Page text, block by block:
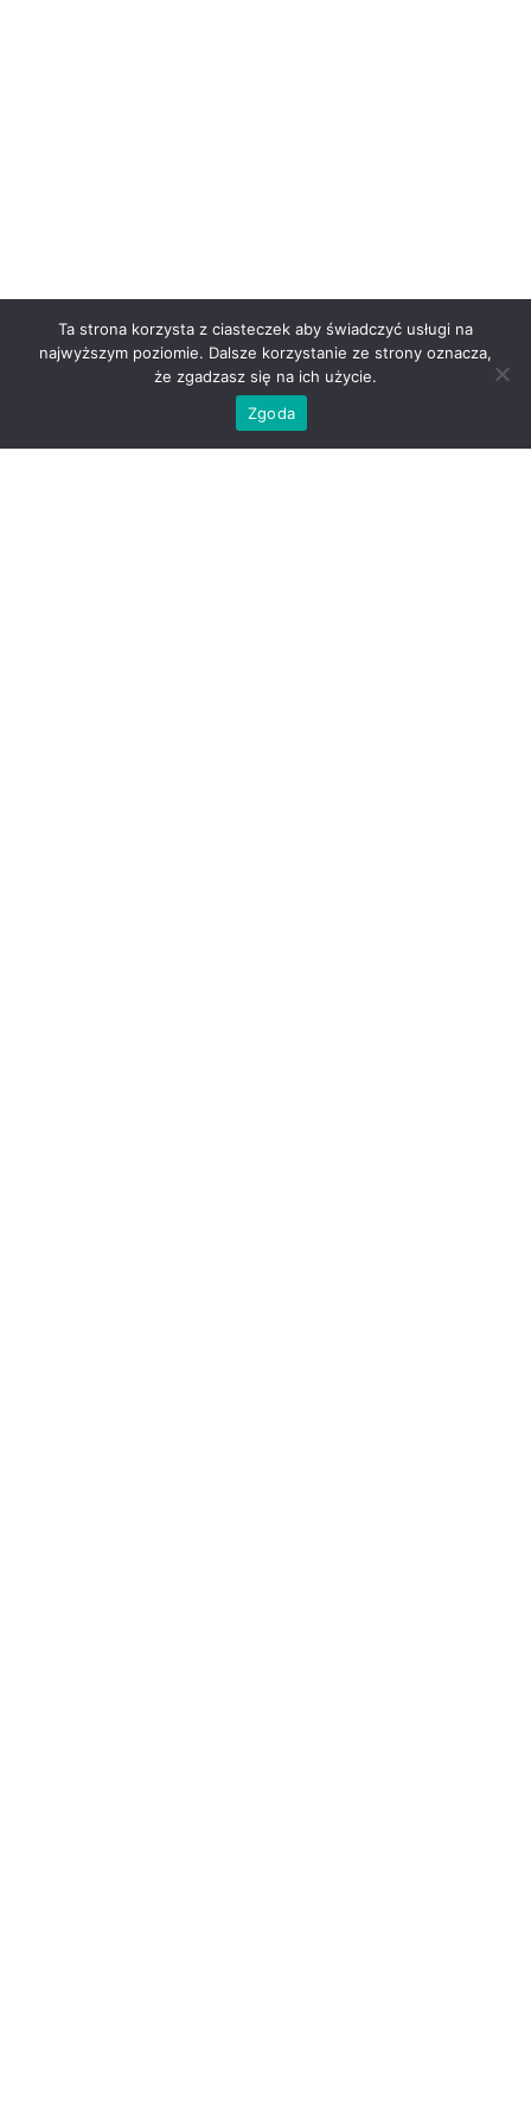
Ta strona korzysta z ciasteczek aby świadczyć usługi na
najwyższym poziomie. Dalsze korzystanie ze strony oznacza,
że zgadzasz się na ich użycie.
Zgoda